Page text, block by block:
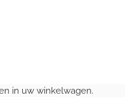
in uw winkelwagen.